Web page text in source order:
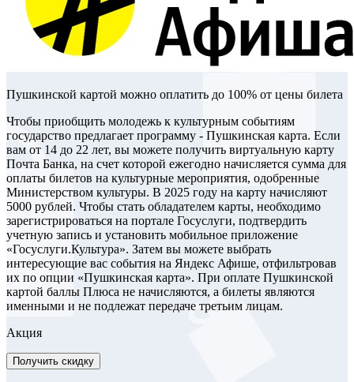
Пушкинской картой можно оплатить до 100% от цены билета
Чтобы приобщить молодежь к культурным событиям
государство предлагает программу - Пушкинская карта. Если
вам от 14 до 22 лет, вы можете получить виртуальную карту
Почта Банка, на счет которой ежегодно начисляется сумма для
оплаты билетов на культурные мероприятия, одобренные
Министерством культуры. В 2025 году на карту начисляют
5000 рублей. Чтобы стать обладателем карты, необходимо
зарегистрироваться на портале Госуслуги, подтвердить
учетную запись и установить мобильное приложение
«Госуслуги.Культура». Затем вы можете выбрать
интересующие вас события на Яндекс Афише, отфильтровав
их по опции «Пушкинская карта». При оплате Пушкинской
картой баллы Плюса не начисляются, а билеты являются
именными и не подлежат передаче третьим лицам.
Акция
Получить скидку